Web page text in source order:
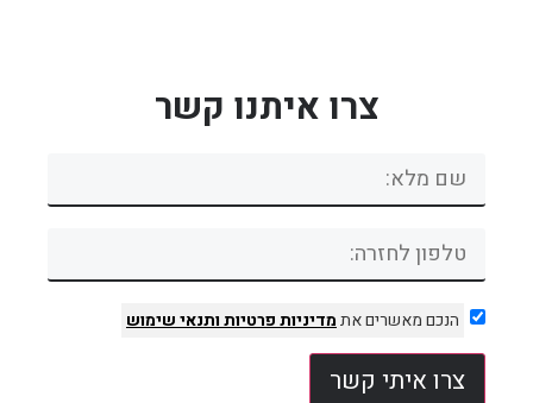
צרו איתנו קשר
הנכם מאשרים אתמדיניות פרטיותותנאי שימוש
צרו איתי קשר